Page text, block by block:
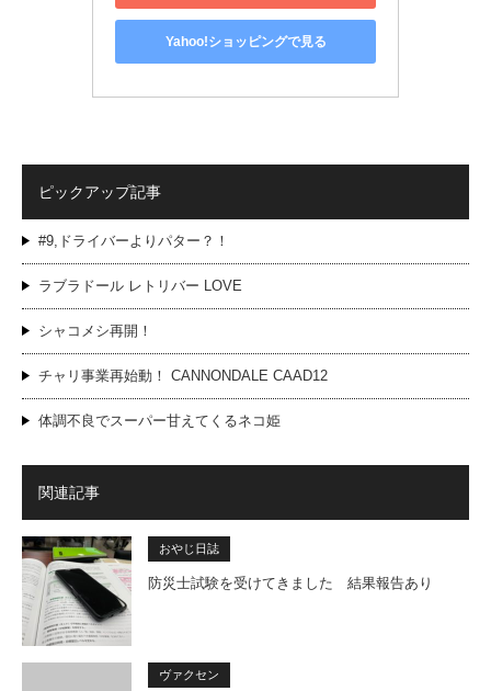
Yahoo!ショッピングで見る
ピックアップ記事
#9,ドライバーよりパター？！
ラブラドール レトリバー LOVE
シャコメシ再開！
チャリ事業再始動！ CANNONDALE CAAD12
体調不良でスーパー甘えてくるネコ姫
関連記事
おやじ日誌
防災士試験を受けてきました 結果報告あり
ヴァクセン